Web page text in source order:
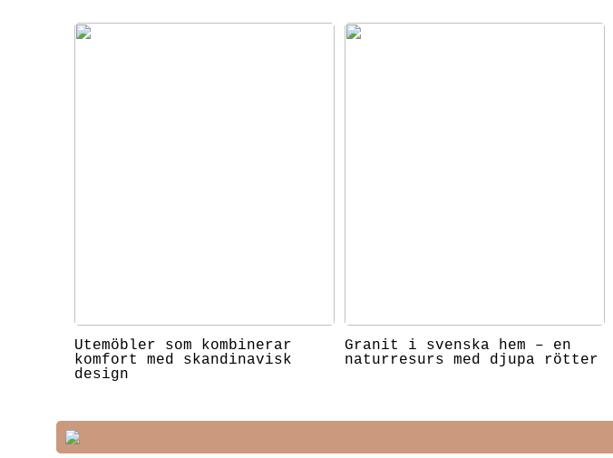
Utemöbler som kombinerar
komfort med skandinavisk
design
Granit i svenska hem – en
naturresurs med djupa rötter